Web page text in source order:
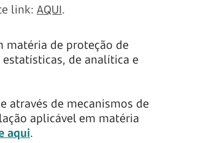
link: AQUI.
matéria de proteção de
de analítica e
através de mecanismos de
aplicável em matéria
aqui.